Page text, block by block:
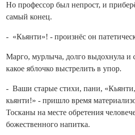
Но профессор был непрост, и
самый конец.
- «Кьянти»! - произнёс он
Марго, мурлыча, долго выдох­нула и
какое яблочко выстрелить в упор.
- Ваши старые стихи, пани, «Кьянти,
кьянти!» - пришло время
Тосканы на месте обретения
божественного напитка.